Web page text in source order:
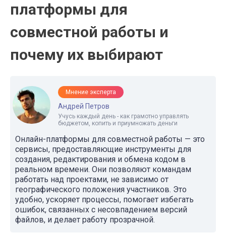
платформы для
совместной работы и
почему их выбирают
Мнение эксперта
Андрей Петров
Учусь каждый день - как грамотно управлять
бюджетом, копить и приумножать деньги
Онлайн-платформы для совместной работы — это
сервисы, предоставляющие инструменты для
создания, редактирования и обмена кодом в
реальном времени. Они позволяют командам
работать над проектами, не зависимо от
географического положения участников. Это
удобно, ускоряет процессы, помогает избегать
ошибок, связанных с несовпадением версий
файлов, и делает работу прозрачной.